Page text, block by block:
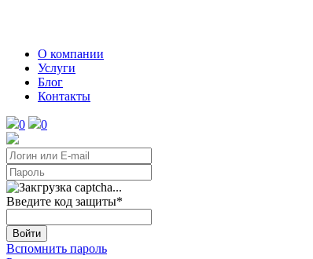
О компании
Услуги
Блог
Контакты
0 0
Введите код защиты*
Войти
Вспомнить пароль